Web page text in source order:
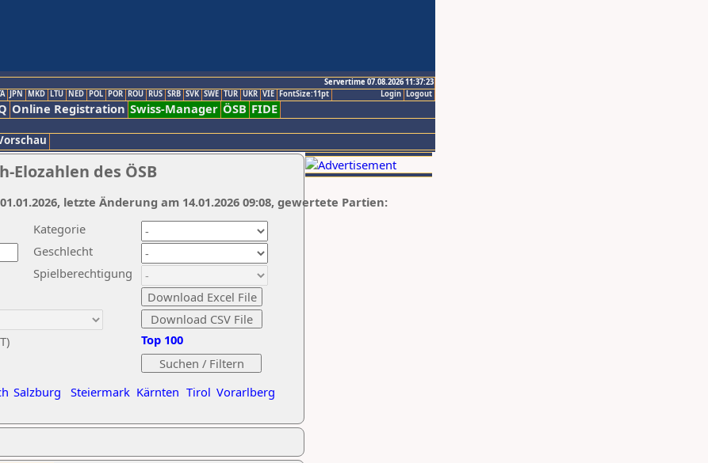
Servertime 07.08.2026 11:37:23
Logout
Login
JPN MKD LTU NED POL POR ROU RUS SRB SVK SWE TUR UKR VIE FontSize:11pt
Online Registration Swiss-Manager ÖSB FIDE
des ÖSB
Kategorie
Geschlecht
Spielberechtigung
Salzburg Steiermark Kärnten Tirol Vorarlberg
Top 100
letzte Änderung am 14.01.2026 09:08, gewertete Partien: